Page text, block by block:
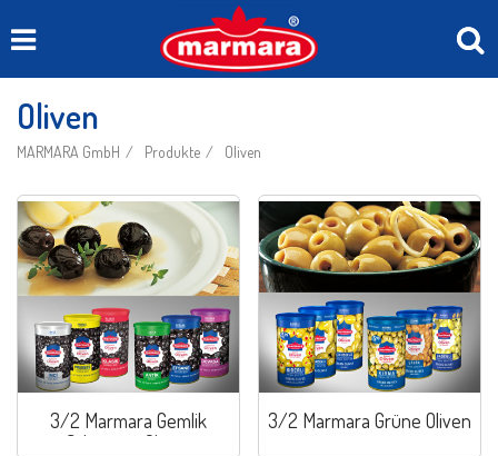
Oliven
MARMARA GmbH Produkte Oliven
3/2 Marmara Gemlik
Schwarze Oliven
3/2 Marmara Grüne Oliven